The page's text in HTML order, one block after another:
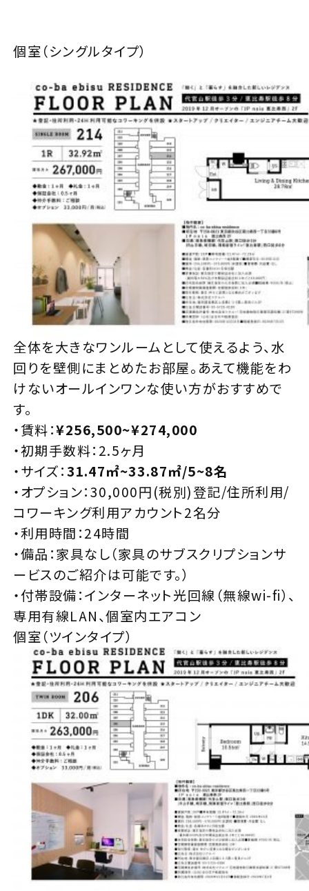
個室（シングルタイプ）
全体を大きなワンルームとして使えるよう、水
回りを壁側にまとめたお部屋。あえて機能をわ
けないオールインワンな使い方がおすすめで
す。
・賃料：¥256,500~¥274,000
・初期手数料：2.5ヶ月
・サイズ：31.47㎡~33.87㎡/5~8名
・オプション：30,000円(税別)登記/住所利用/
コワーキング利用アカウント2名分
・利用時間：24時間
・備品：家具なし（家具のサブスクリプションサ
ービスのご紹介は可能です。）
・付帯設備：インターネット光回線（無線wi-fi）、
専用有線LAN、個室内エアコン
個室（ツインタイプ）